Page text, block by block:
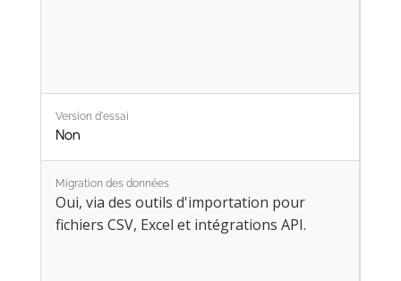
Version d'essai
Non
Migration des données
Oui, via des outils d'importation pour
fichiers CSV, Excel et intégrations API.